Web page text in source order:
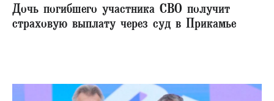
Дочь погибшего участника СВО получит
страховую выплату через суд в Прикамье